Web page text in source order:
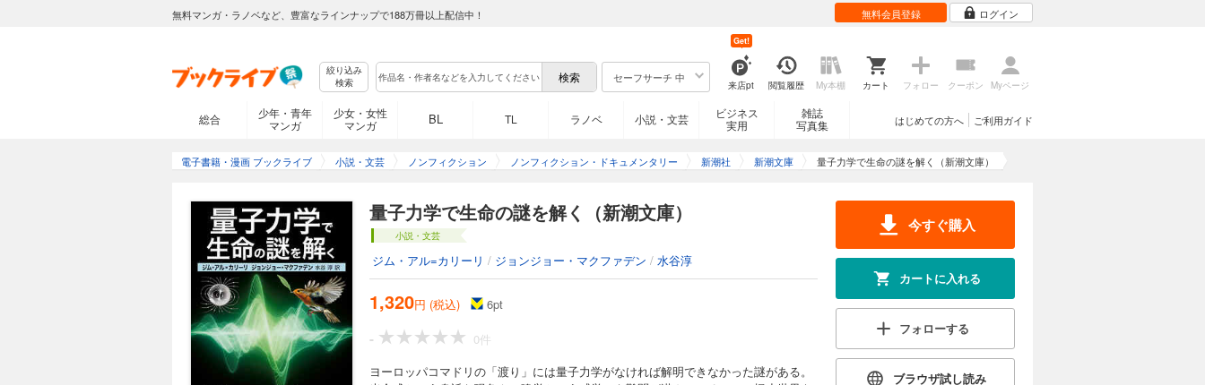
無料マンガ・ラノベなど、豊富なラインナップで188万冊以上配信中！ 無料会員登録 ログイン
絞り込み
検索
セーフサーチ 中
来店pt
Get!
閲覧履歴 My本棚 カート フォロー クーポン Myページ
総合
少年・青年
マンガ
少女・女性
マンガ
BL TL ラノベ 小説・文芸
ビジネス
実用
雑誌
写真集
ご利用ガイド
はじめての方へ
電子書籍・漫画 ブックライブ 小説・文芸 ノンフィクション ノンフィクション・ドキュメンタリー 新潮社 新潮文庫 量子力学で生命の謎を解く（新潮文庫）
量子力学で生命の謎を解く（新潮文庫）
小説・文芸
ジム・アル=カリーリ / ジョンジョー・マクファデン / 水谷淳
1,320円 (税込) 6pt
-
0件
ヨーロッパコマドリの「渡り」には量子力学がなければ解明できなかった謎がある。
今すぐ購入
カートに入れる
フォローする
ブラウザ試し読み